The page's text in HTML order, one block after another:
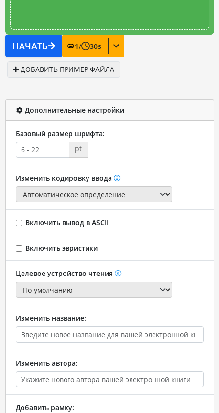
НАЧАТЬ 1/ 30s
ДОБАВИТЬ ПРИМЕР ФАЙЛА
Дополнительные настройки
Базовый размер шрифта:
pt
Изменить кодировку ввода
Включить вывод в ASCII
Включить эвристики
Целевое устройство чтения
Изменить название:
Изменить автора:
Добавить рамку: